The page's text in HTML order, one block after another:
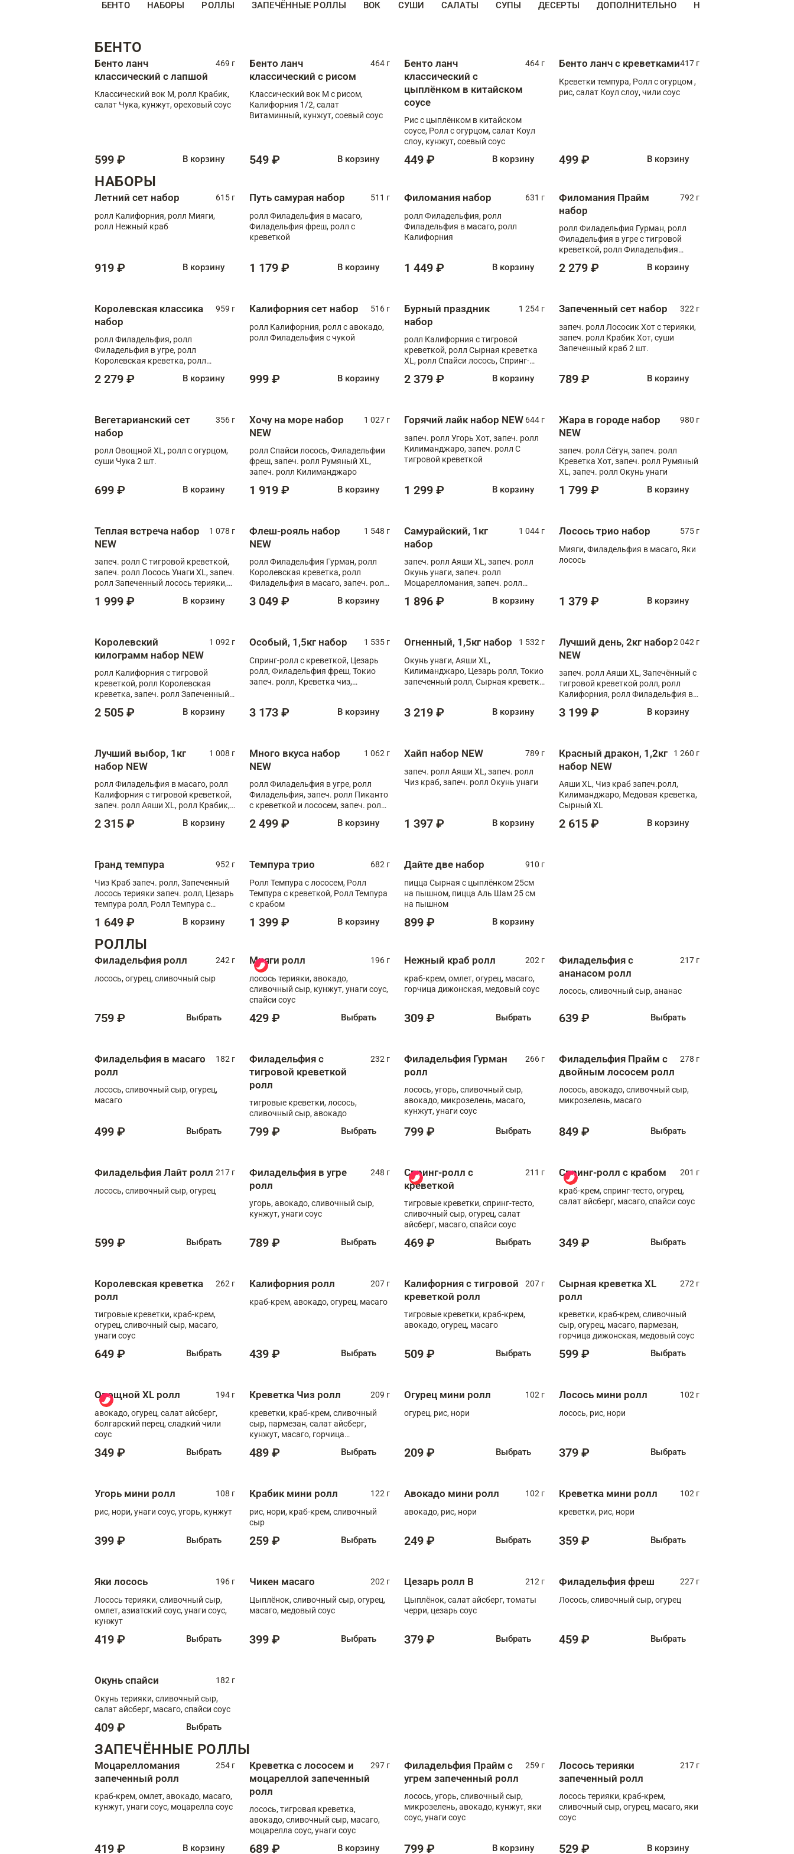
БЕНТО НАБОРЫ РОЛЛЫ ЗАПЕЧЁННЫЕ РОЛЛЫ ВОК СУШИ САЛАТЫ СУПЫ ДЕСЕРТЫ ДОПОЛНИТЕЛЬНО НАПИТКИ
БЕНТО
Бенто ланч
классический с лапшой
469 г
Классический вок М, ролл Крабик,
салат Чука, кунжут, ореховый соус
599 ₽ В корзину
Бенто ланч
классический с рисом
464 г
Классический вок М с рисом,
Калифорния 1/2, салат
Витаминный, кунжут, соевый соус
549 ₽ В корзину
Бенто ланч
классический с
цыплёнком в китайском
соусе
464 г
Рис с цыплёнком в китайском
соусе, Ролл с огурцом, салат Коул
слоу, кунжут, соевый соус
449 ₽ В корзину
Бенто ланч с креветками417 г
Креветки темпура, Ролл с огурцом ,
рис, салат Коул слоу, чили соус
499 ₽ В корзину
НАБОРЫ
Летний сет набор
615 г
ролл Калифорния, ролл Мияги,
ролл Нежный краб
919 ₽ В корзину
Путь самурая набор
511 г
ролл Филадельфия в масаго,
Филадельфия фреш, ролл с
креветкой
1 179 ₽ В корзину
Филомания набор
631 г
ролл Филадельфия, ролл
Филадельфия в масаго, ролл
Калифорния
1 449 ₽ В корзину
Филомания Прайм
набор
792 г
ролл Филадельфия Гурман, ролл
Филадельфия в угре с тигровой
креветкой, ролл Филадельфия
2 279 ₽ В корзину
Королевская классика
набор
959 г
ролл Филадельфия, ролл
Филадельфия в угре, ролл
Королевская креветка, ролл
2 279 ₽ В корзину
Калифорния сет набор
516 г
ролл Калифорния, ролл с авокадо,
ролл Филадельфия с чукой
999 ₽ В корзину
Бурный праздник
набор
1 254 г
ролл Калифорния с тигровой
креветкой, ролл Сырная креветка
XL, ролл Спайси лосось, Спринг-
Медовая креветка
2 379 ₽ В корзину
Запеченный сет набор
322 г
запеч. ролл Лососик Хот с терияки,
запеч. ролл Крабик Хот, суши
Запеченный краб 2 шт.
789 ₽ В корзину
Вегетарианский сет
набор
356 г
ролл Овощной XL, ролл с огурцом,
суши Чука 2 шт.
699 ₽ В корзину
Хочу на море набор
NEW
1 027 г
ролл Спайси лосось, Филадельфии
фреш, запеч. ролл Румяный XL,
запеч. ролл Килиманджаро
1 919 ₽ В корзину
Горячий лайк набор NEW 644 г
запеч. ролл Угорь Хот, запеч. ролл
Килиманджаро, запеч. ролл С
тигровой креветкой
1 299 ₽ В корзину
Жара в городе набор
NEW
980 г
запеч. ролл Сёгун, запеч. ролл
Креветка Хот, запеч. ролл Румяный
XL, запеч. ролл Окунь унаги
1 799 ₽ В корзину
Теплая встреча набор
NEW
1 078 г
запеч. ролл С тигровой креветкой,
запеч. ролл Лосось Унаги XL, запеч.
ролл Запеченный лосось терияки,
1 999 ₽ В корзину
Флеш-рояль набор
NEW
1 548 г
ролл Филадельфия Гурман, ролл
Королевская креветка, ролл
Филадельфия в масаго, запеч. ролл
Тигровая креветка с моцареллой,
3 049 ₽ В корзину
Самурайский, 1кг
набор
1 044 г
запеч. ролл Аяши XL, запеч. ролл
Окунь унаги, запеч. ролл
Моцарелломания, запеч. ролл
1 896 ₽ В корзину
Лосось трио набор
575 г
Мияги, Филадельфия в масаго, Яки
лосось
1 379 ₽ В корзину
Королевский
килограмм набор NEW
1 092 г
ролл Калифорния с тигровой
креветкой, ролл Королевская
креветка, запеч. ролл Запеченный
XL, запеч. ролл Крабик Хот
2 505 ₽ В корзину
Особый, 1,5кг набор
1 535 г
Спринг-ролл с креветкой, Цезарь
ролл, Филадельфия фреш, Токио
запеч. ролл, Креветка чиз,
3 173 ₽ В корзину
Огненный, 1,5кг набор
1 532 г
Окунь унаги, Аяши XL,
Килиманджаро, Цезарь ролл, Токио
запеченный ролл, Сырная креветка
3 219 ₽ В корзину
Лучший день, 2кг набор
NEW
2 042 г
запеч. ролл Аяши XL, Запечённый с
тигровой креветкой ролл, ролл
Калифорния, ролл Филадельфия в
запеч. ролл Моцарелломания, ролл
3 199 ₽ В корзину
Лучший выбор, 1кг
набор NEW
1 008 г
ролл Филадельфия в масаго, ролл
Калифорния с тигровой креветкой,
запеч. ролл Аяши XL, ролл Крабик,
2 315 ₽ В корзину
Много вкуса набор
NEW
1 062 г
ролл Филадельфия в угре, ролл
Филадельфия, запеч. ролл Пиканто
с креветкой и лососем, запеч. ролл
2 499 ₽ В корзину
Хайп набор NEW
789 г
запеч. ролл Аяши XL, запеч. ролл
Чиз краб, запеч. ролл Окунь унаги
1 397 ₽ В корзину
Красный дракон, 1,2кг
набор NEW
1 260 г
Аяши XL, Чиз краб запеч.ролл,
Килиманджаро, Медовая креветка,
Сырный XL
2 615 ₽ В корзину
Гранд темпура
952 г
Чиз Краб запеч. ролл, Запеченный
лосось терияки запеч. ролл, Цезарь
темпура ролл, Ролл Темпура с
1 649 ₽ В корзину
Темпура трио
682 г
Ролл Темпура с лососем, Ролл
Темпура с креветкой, Ролл Темпура
с крабом
1 399 ₽ В корзину
Дайте две набор
910 г
пицца Сырная с цыплёнком 25см
на пышном, пицца Аль Шам 25 см
на пышном
899 ₽ В корзину
РОЛЛЫ
Филадельфия ролл
242 г
лосось, огурец, сливочный сыр
759 ₽ Выбрать
Мияги ролл
196 г
лосось терияки, авокадо,
сливочный сыр, кунжут, унаги соус,
спайси соус
429 ₽ Выбрать
Нежный краб ролл
202 г
краб-крем, омлет, огурец, масаго,
горчица дижонская, медовый соус
309 ₽ Выбрать
Филадельфия с
ананасом ролл
217 г
лосось, сливочный сыр, ананас
639 ₽ Выбрать
Филадельфия в масаго
ролл
182 г
лосось, сливочный сыр, огурец,
масаго
499 ₽ Выбрать
Филадельфия с
тигровой креветкой
ролл
232 г
тигровые креветки, лосось,
сливочный сыр, авокадо
799 ₽ Выбрать
Филадельфия Гурман
ролл
266 г
лосось, угорь, сливочный сыр,
авокадо, микрозелень, масаго,
кунжут, унаги соус
799 ₽ Выбрать
Филадельфия Прайм с
двойным лососем ролл
278 г
лосось, авокадо, сливочный сыр,
микрозелень, масаго
849 ₽ Выбрать
Филадельфия Лайт ролл 217 г
лосось, сливочный сыр, огурец
599 ₽ Выбрать
Филадельфия в угре
ролл
248 г
угорь, авокадо, сливочный сыр,
кунжут, унаги соус
789 ₽ Выбрать
Спринг-ролл с
креветкой
211 г
тигровые креветки, спринг-тесто,
сливочный сыр, огурец, салат
айсберг, масаго, спайси соус
469 ₽ Выбрать
Спринг-ролл с крабом
201 г
краб-крем, спринг-тесто, огурец,
салат айсберг, масаго, спайси соус
349 ₽ Выбрать
Королевская креветка
ролл
262 г
тигровые креветки, краб-крем,
огурец, сливочный сыр, масаго,
унаги соус
649 ₽ Выбрать
Калифорния ролл
207 г
краб-крем, авокадо, огурец, масаго
439 ₽ Выбрать
Калифорния с тигровой
креветкой ролл
207 г
тигровые креветки, краб-крем,
авокадо, огурец, масаго
509 ₽ Выбрать
Сырная креветка XL
ролл
272 г
креветки, краб-крем, сливочный
сыр, огурец, масаго, пармезан,
горчица дижонская, медовый соус
599 ₽ Выбрать
Овощной XL ролл
194 г
авокадо, огурец, салат айсберг,
болгарский перец, сладкий чили
соус
349 ₽ Выбрать
Креветка Чиз ролл
209 г
креветки, краб-крем, сливочный
сыр, пармезан, салат айсберг,
кунжут, масаго, горчица
489 ₽ Выбрать
Огурец мини ролл
102 г
огурец, рис, нори
209 ₽ Выбрать
Лосось мини ролл
102 г
лосось, рис, нори
379 ₽ Выбрать
Угорь мини ролл
108 г
рис, нори, унаги соус, угорь, кунжут
399 ₽ Выбрать
Крабик мини ролл
122 г
рис, нори, краб-крем, сливочный
сыр
259 ₽ Выбрать
Авокадо мини ролл
102 г
авокадо, рис, нори
249 ₽ Выбрать
Креветка мини ролл
102 г
креветки, рис, нори
359 ₽ Выбрать
Яки лосось
196 г
Лосось терияки, сливочный сыр,
омлет, азиатский соус, унаги соус,
кунжут
419 ₽ Выбрать
Чикен масаго
202 г
Цыплёнок, сливочный сыр, огурец,
масаго, медовый соус
399 ₽ Выбрать
Цезарь ролл В
212 г
Цыплёнок, салат айсберг, томаты
черри, цезарь соус
379 ₽ Выбрать
Филадельфия фреш
227 г
Лосось, сливочный сыр, огурец
459 ₽ Выбрать
Окунь спайси
182 г
Окунь терияки, сливочный сыр,
салат айсберг, масаго, спайси соус
409 ₽ Выбрать
ЗАПЕЧЁННЫЕ РОЛЛЫ
Моцарелломания
запеченный ролл
254 г
краб-крем, омлет, авокадо, масаго,
кунжут, унаги соус, моцарелла соус
419 ₽ В корзину
Креветка с лососем и
моцареллой запеченный
ролл
297 г
лосось, тигровая креветка,
авокадо, сливочный сыр, масаго,
моцарелла соус, унаги соус
689 ₽ В корзину
Филадельфия Прайм с
угрем запеченный ролл
259 г
лосось, угорь, сливочный сыр,
микрозелень, авокадо, кунжут, яки
соус, унаги соус
799 ₽ В корзину
Лосось терияки
запеченный ролл
217 г
лосось терияки, краб-крем,
сливочный сыр, огурец, масаго, яки
соус
529 ₽ В корзину